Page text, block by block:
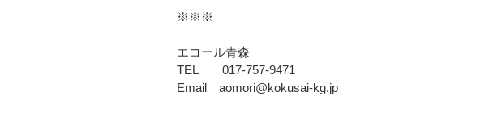
※※※
エコール青森
TEL 017-757-9471
Email aomori@kokusai-kg.jp